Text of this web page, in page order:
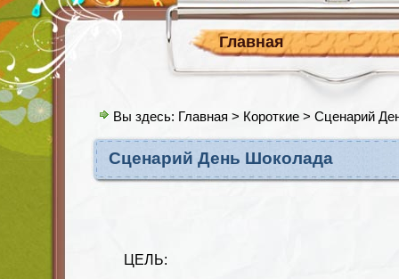
Главная
Вы здесь: Главная > Короткие > Сценарий
Сценарий День Шоколада
ЦЕЛЬ: